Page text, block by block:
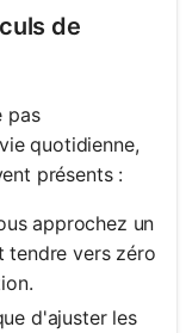
de
pas
quotidienne,
présents :
approchez un
tendre vers zéro
d'ajuster les